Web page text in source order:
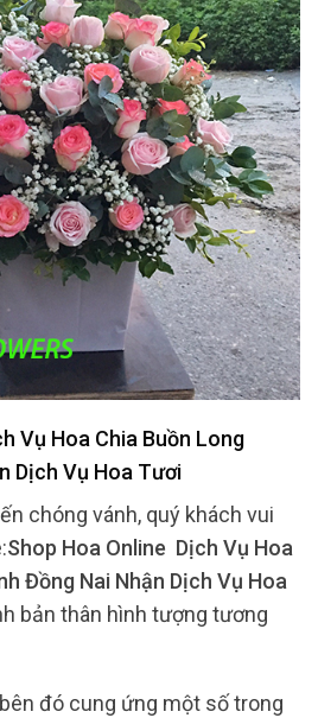
Vụ Hoa Chia Buồn Long
Dịch Vụ Hoa Tươi
chóng vánh, quý khách vui
Shop Hoa Online Dịch Vụ Hoa
Đồng Nai Nhận Dịch Vụ Hoa
bản thân hình tượng tương
đó cung ứng một số trong